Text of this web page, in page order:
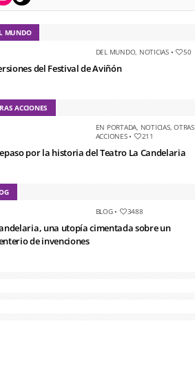
MUNDO
DEL MUNDO, NOTICIAS• 50
del Festival de Aviñón
ACCIONES
EN PORTADA, NOTICIAS,OTRAS
ACCIONES• 211
por la historia del Teatro La Candelaria
BLOG• 3488
una utopía cimentada sobre un
de invenciones